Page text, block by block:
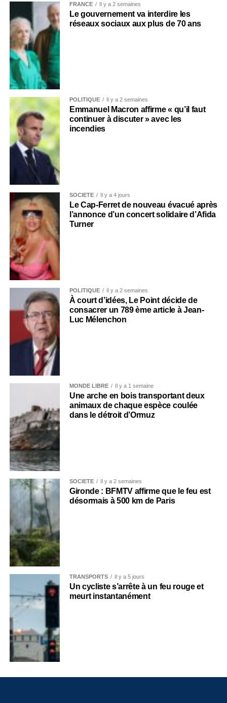
FRANCE Il y a 2 semaines
Le gouvernement va interdire les
réseaux sociaux aux plus de 70 ans
POLITIQUE Il y a 2 semaines
Emmanuel Macron affirme « qu’il faut
continuer à discuter » avec les
incendies
SOCIÉTÉ Il y a 4 jours
Le Cap-Ferret de nouveau évacué après
l’annonce d’un concert solidaire d’Afida
Turner
POLITIQUE Il y a 2 semaines
À court d’idées, Le Point décide de
consacrer un 789 ème article à Jean-
Luc Mélenchon
MONDE LIBRE Il y a 1 semaine
Une arche en bois transportant deux
animaux de chaque espèce coulée
dans le détroit d’Ormuz
SOCIÉTÉ Il y a 2 semaines
Gironde : BFMTV affirme que le feu est
désormais à 500 km de Paris
TRANSPORTS Il y a 5 jours
Un cycliste s’arrête à un feu rouge et
meurt instantanément